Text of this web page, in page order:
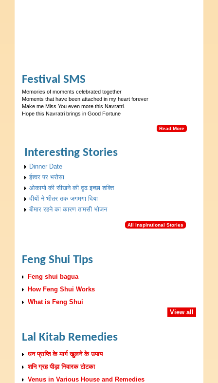
Festival SMS
Memories of moments celebrated together
Moments that have been attached in my heart forever
Make me Miss You even more this Navratri.
Hope this Navratri brings in Good Fortune
Read More
Interesting Stories
Dinner Date
ईश्वर पर भरोसा
ओकायो की सीखने की दृढ इच्छा शक्ति
दीयों ने भीतर तक जगमगा दिया
बीमार रहने का कारण तामसी भोजन
All Inspirational Stories
Feng Shui Tips
Feng shui bagua
How Feng Shui Works
What is Feng Shui
View all
Lal Kitab Remedies
धन प्राप्ति के मार्ग खुलने के उपाय
शनि ग्रह पीड़ा निवारक टोटका
Venus in Various House and Remedies